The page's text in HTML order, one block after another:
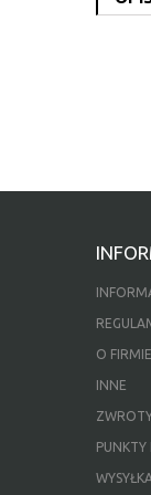
O FIRMIE
INNE
PUNKTY